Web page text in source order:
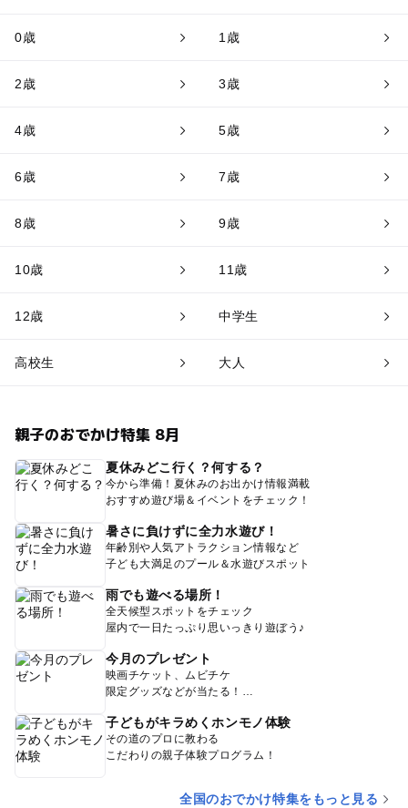
0歳 1歳
2歳 3歳
4歳 5歳
6歳 7歳
8歳 9歳
10歳 11歳
12歳 中学生
高校生 大人
親子のおでかけ特集 8月
夏休みどこ行く？何する？
今から準備！夏休みのお出かけ情報満載
おすすめ遊び場＆イベントをチェック！
暑さに負けずに全力水遊び！
年齢別や人気アトラクション情報など
子ども大満足のプール＆水遊びスポット
雨でも遊べる場所！
全天候型スポットをチェック
屋内で一日たっぷり思いっきり遊ぼう♪
今月のプレゼント
映画チケット、ムビチケ
限定グッズなどが当たる！
子どもがキラめくホンモノ体験
その道のプロに教わる
こだわりの親子体験プログラム！
全国のおでかけ特集をもっと見る